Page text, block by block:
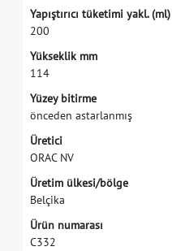
Yapıştırıcı tüketimi yakl. (ml)
200
Yükseklik mm
114
Yüzey bitirme
önceden astarlanmış
Üretici
ORAC NV
Üretim ülkesi/bölge
Belçika
Ürün numarası
C332